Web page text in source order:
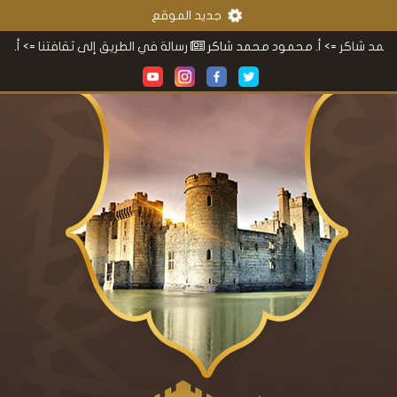
جديد الموقع
رسالة في الطريق إلى ثقافتنا => أ. محمود أ. محمود محمد شاكر